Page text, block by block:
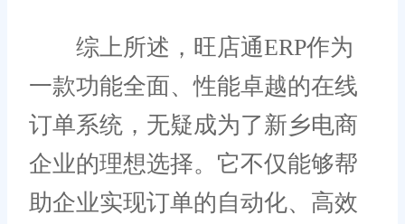
综上所述，旺店通ERP作为
一款功能全面、性能卓越的在线
订单系统，无疑成为了新乡电商
企业的理想选择。它不仅能够帮
助企业实现订单的自动化、高效